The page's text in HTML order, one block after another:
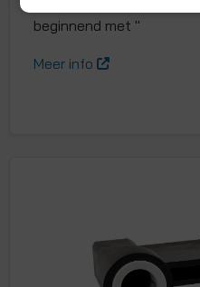
beginnend met "
Meer info